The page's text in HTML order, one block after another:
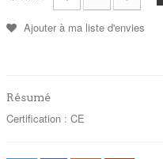
Ajouter à ma liste d'envies
Résumé
Certification : CE